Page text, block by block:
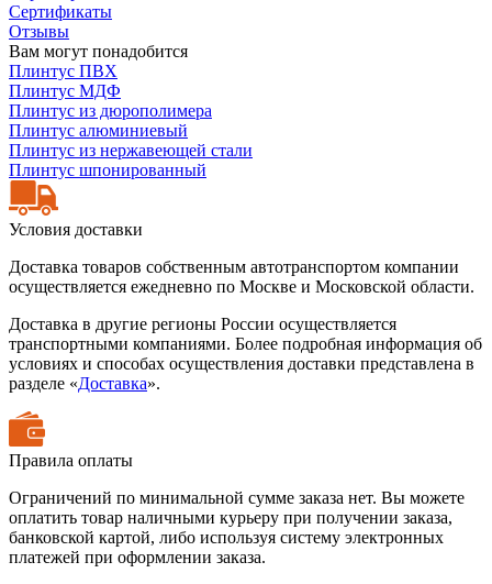
Сертификаты
Отзывы
Вам могут понадобится
Плинтус ПВХ
Плинтус МДФ
Плинтус из дюрополимера
Плинтус алюминиевый
Плинтус из нержавеющей стали
Плинтус шпонированный
Условия доставки
Доставка товаров собственным автотранспортом компании
осуществляется ежедневно по Москве и Московской области.
Доставка в другие регионы России осуществляется
транспортными компаниями. Более подробная информация об
условиях и способах осуществления доставки представлена в
разделе «Доставка».
Правила оплаты
Ограничений по минимальной сумме заказа нет. Вы можете
оплатить товар наличными курьеру при получении заказа,
банковской картой, либо используя систему электронных
платежей при оформлении заказа.